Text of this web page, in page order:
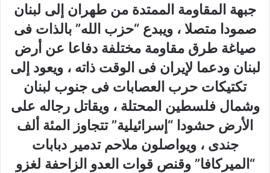
جبهة المقاومة الممتدة من طهران إلى لبنان
صمودا متصلا ، ويبدع “حزب الله” بالذات فى
صياغة طرق مقاومة مختلفة دفاعا عن أرض
لبنان ودعما لإيران فى الوقت ذاته ، ويعود إلى
تكتيكات حرب العصابات فى جنوب لبنان
وشمال فلسطين المحتلة ، ويقاتل رجاله على
الأرض حشودا “إسرائيلية” تتجاوز المئة ألف
جندى ، ويواصلون ملاحم تدمير دبابات
“الميركافا” وقنص قوات العدو الزاحفة لغزو